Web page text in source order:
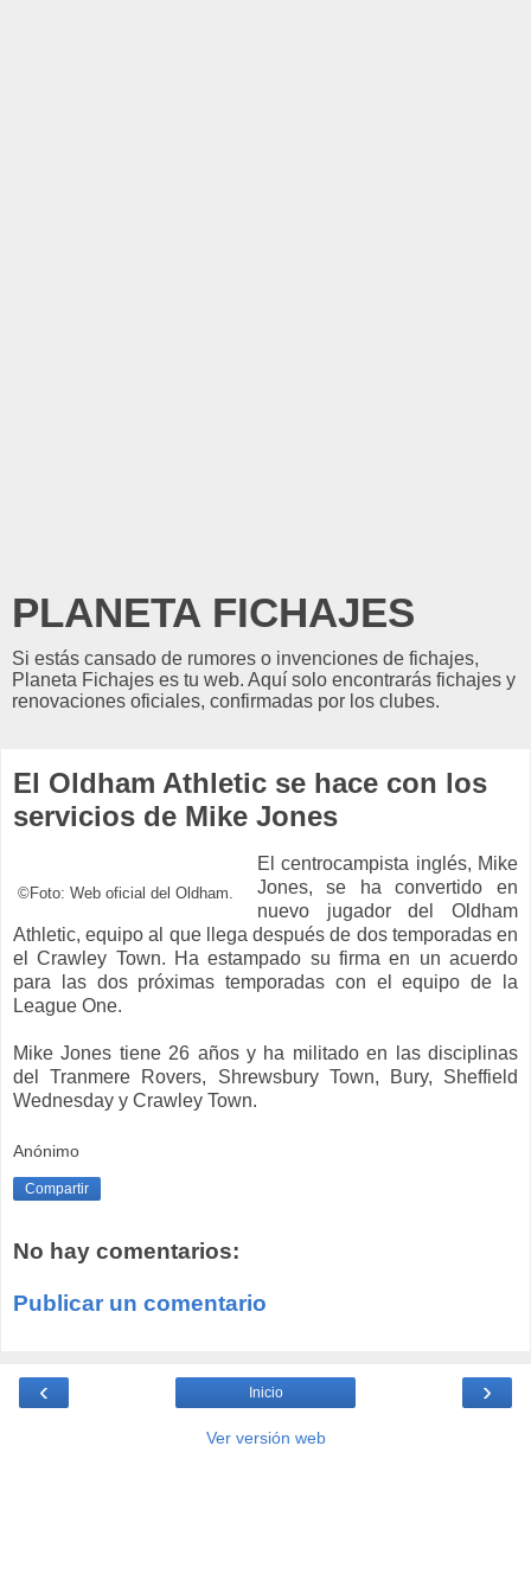
PLANETA FICHAJES
Si estás cansado de rumores o invenciones de fichajes,
Planeta Fichajes es tu web. Aquí solo encontrarás fichajes y
renovaciones oficiales, confirmadas por los clubes.
El Oldham Athletic se hace con los
servicios de Mike Jones
©Foto: Web oficial del Oldham.
El centrocampista inglés, Mike
Jones, se ha convertido en
nuevo jugador del Oldham
Athletic, equipo al que llega después de dos temporadas en
el Crawley Town. Ha estampado su firma en un acuerdo
para las dos próximas temporadas con el equipo de la
League One.
Mike Jones tiene 26 años y ha militado en las disciplinas
del Tranmere Rovers, Shrewsbury Town, Bury, Sheffield
Wednesday y Crawley Town.
Anónimo
Compartir
No hay comentarios:
Publicar un comentario
‹ ›
Inicio
Ver versión web